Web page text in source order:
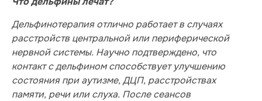
Дельфинотерапия отлично работает в случаях
расстройств центральной или периферической
нервной системы. Научно подтверждено, что
контакт с дельфином способствует улучшению
состояния при аутизме, ДЦП, расстройствах
памяти, речи или слуха. После сеансов